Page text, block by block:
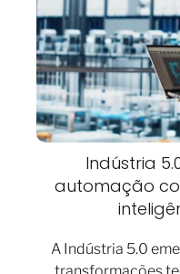
Indústria
automação
A Indústria 5.0